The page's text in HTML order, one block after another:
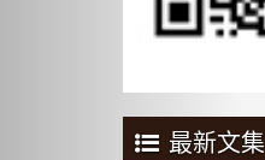
最新文集